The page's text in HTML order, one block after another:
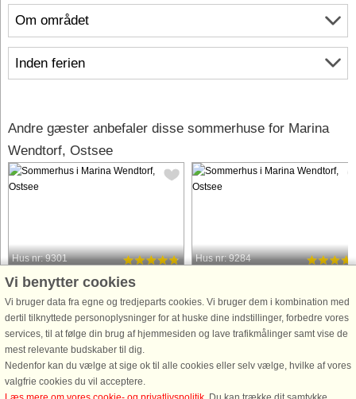
Om området
Inden ferien
Andre gæster anbefaler disse sommerhuse for Marina
Wendtorf, Ostsee
Hus nr: 9301
Marina Wendtorf, Ostsee
6 personer, 65 m²
20 m til kyst.
Der er noget tidløst ved livet ved havet
langsomme bevægelse og den måde,
horisonten ændrer sig med lyset. Fra
Hus nr: 9284
6 personer, 65 m²
20 m til kyst.
Træd ind i denne moderne og
perfekt beliggende ved havnen med
Vi benytter cookies
Vi bruger data fra egne og tredjeparts cookies. Vi bruger dem i kombination med
dertil tilknyttede personoplysninger for at huske dine indstillinger, forbedre vores
services, til at følge din brug af hjemmesiden og lave trafikmålinger samt vise de
mest relevante budskaber til dig.
Nedenfor kan du vælge at sige ok til alle cookies eller selv vælge, hvilke af vores
valgfrie cookies du vil acceptere.